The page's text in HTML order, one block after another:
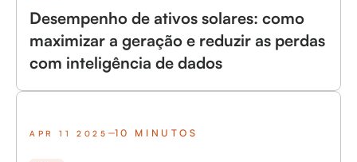
Desempenho de ativos solares: como
maximizar a geração e reduzir as perdas
com inteligência de dados
APR 11 2025 10 MINUTOS